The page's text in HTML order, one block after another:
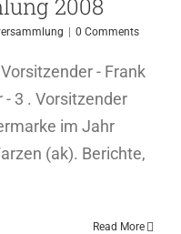
2008
0 Comments
- Frank
3 . Vorsitzender
im Jahr
(ak). Berichte,
Read More